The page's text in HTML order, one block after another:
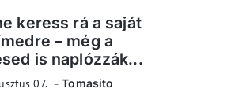
keress rá a saját
– még a
is naplózzák...
07. Tomasito